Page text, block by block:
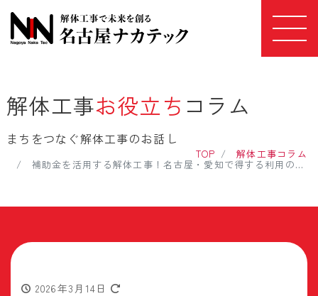
解体工事お役立ち コラム
まちをつなぐ解体工事のお話し
TOP 解体工事コラム
補助金を活用する解体工事！名古屋・愛知で得する利用のメリット
2026年3月14日